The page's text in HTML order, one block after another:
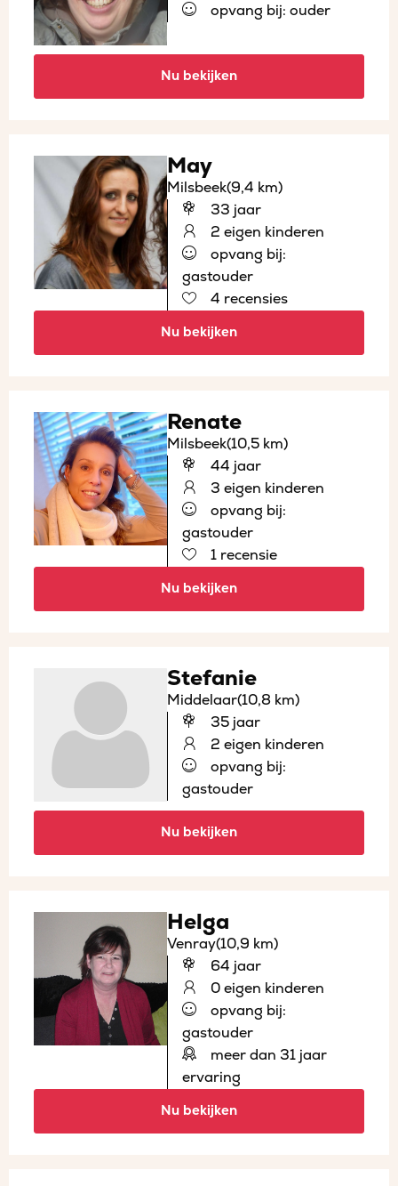
opvang bij: ouder
Nu bekijken
May
Milsbeek(9,4 km)
33 jaar
2 eigen kinderen
opvang bij:
gastouder
4 recensies
Nu bekijken
Renate
Milsbeek(10,5 km)
44 jaar
3 eigen kinderen
opvang bij:
gastouder
1 recensie
Nu bekijken
Stefanie
Middelaar(10,8 km)
35 jaar
2 eigen kinderen
opvang bij:
gastouder
Nu bekijken
Helga
Venray(10,9 km)
64 jaar
0 eigen kinderen
opvang bij:
gastouder
meer dan 31 jaar
ervaring
Nu bekijken